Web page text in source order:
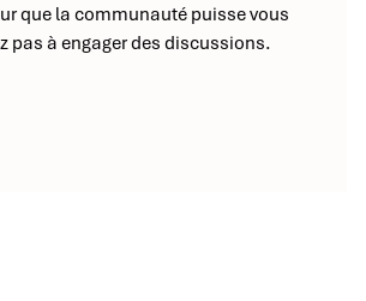
que la communauté puisse vous
pas à engager des discussions.